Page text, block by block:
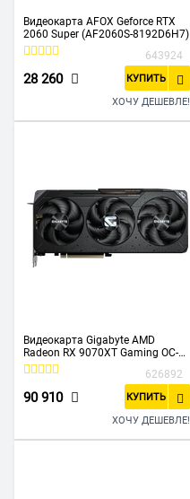
Видеокарта AFOX Geforce RTX
2060 Super (AF2060S-8192D6H7)
643924
28 260 КУПИТЬ
ХОЧУ ДЕШЕВЛЕ!
Видеокарта Gigabyte AMD
Radeon RX 9070XT Gaming OC-
16GD (GV-R9070XTGaming OC-
626892
90 910 КУПИТЬ
ХОЧУ ДЕШЕВЛЕ!